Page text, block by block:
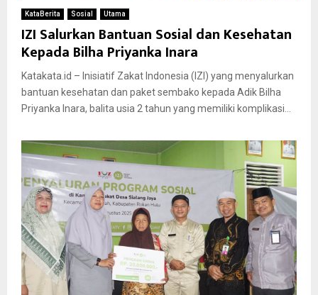
KataBerita Sosial Utama
IZI Salurkan Bantuan Sosial dan Kesehatan
Kepada Bilha Priyanka Inara
Katakata.id – Inisiatif Zakat Indonesia (IZI) yang menyalurkan
bantuan kesehatan dan paket sembako kepada Adik Bilha
Priyanka Inara, balita usia 2 tahun yang memiliki komplikasi...